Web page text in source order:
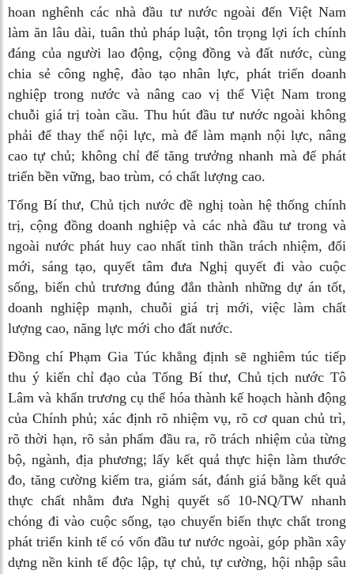
hoan nghênh các nhà đầu tư nước ngoài đến Việt Nam
làm ăn lâu dài, tuân thủ pháp luật, tôn trọng lợi ích chính
đáng của người lao động, cộng đồng và đất nước, cùng
chia sẻ công nghệ, đào tạo nhân lực, phát triển doanh
nghiệp trong nước và nâng cao vị thế Việt Nam trong
chuỗi giá trị toàn cầu. Thu hút đầu tư nước ngoài không
phải để thay thế nội lực, mà để làm mạnh nội lực, nâng
cao tự chủ; không chỉ để tăng trưởng nhanh mà để phát
triển bền vững, bao trùm, có chất lượng cao.
Tổng Bí thư, Chủ tịch nước đề nghị toàn hệ thống chính
trị, cộng đồng doanh nghiệp và các nhà đầu tư trong và
ngoài nước phát huy cao nhất tinh thần trách nhiệm, đổi
mới, sáng tạo, quyết tâm đưa Nghị quyết đi vào cuộc
sống, biến chủ trương đúng đắn thành những dự án tốt,
doanh nghiệp mạnh, chuỗi giá trị mới, việc làm chất
lượng cao, năng lực mới cho đất nước.
Đồng chí Phạm Gia Túc khẳng định sẽ nghiêm túc tiếp
thu ý kiến chỉ đạo của Tổng Bí thư, Chủ tịch nước Tô
Lâm và khẩn trương cụ thể hóa thành kế hoạch hành động
của Chính phủ; xác định rõ nhiệm vụ, rõ cơ quan chủ trì,
rõ thời hạn, rõ sản phẩm đầu ra, rõ trách nhiệm của từng
bộ, ngành, địa phương; lấy kết quả thực hiện làm thước
đo, tăng cường kiểm tra, giám sát, đánh giá bằng kết quả
thực chất nhằm đưa Nghị quyết số 10-NQ/TW nhanh
chóng đi vào cuộc sống, tạo chuyển biến thực chất trong
phát triển kinh tế có vốn đầu tư nước ngoài, góp phần xây
dựng nền kinh tế độc lập, tự chủ, tự cường, hội nhập sâu